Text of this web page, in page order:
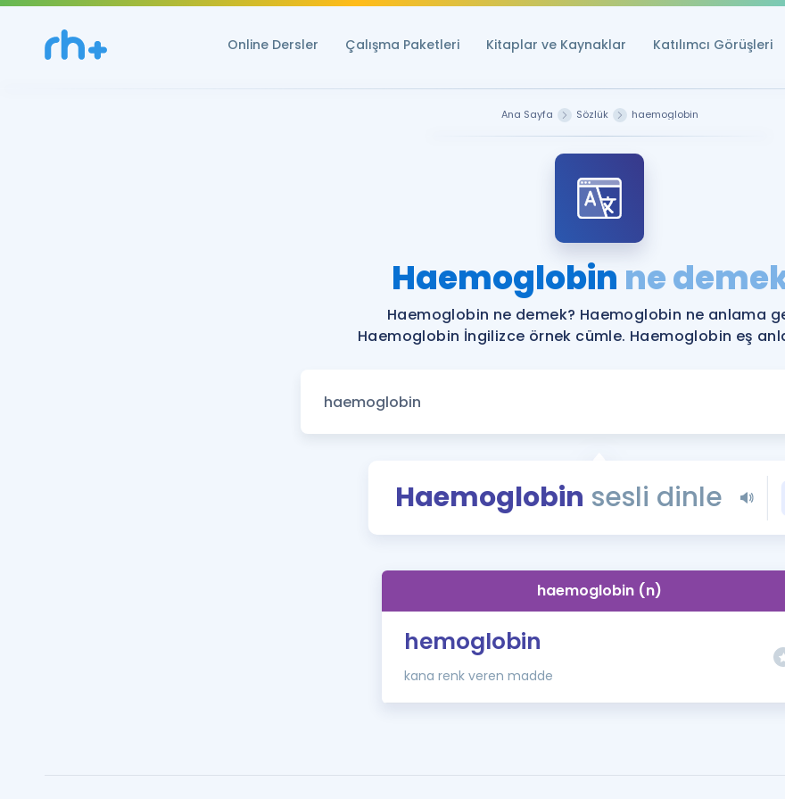
Online Dersler Çalışma Paketleri Kitaplar ve Kaynaklar Katılımcı Görüşleri
Ücretsiz
YDS ve
YDS ve
Tüm ÖSYM
Blog
YDS - YÖKDİL
İngilizce
Ana Sayfa Sözlük haemoglobin
Haemoglobin ne
Haemoglobin ne demek? Haemoglobin ne anlama
Haemoglobin İngilizce örnek cümle. Haemoglobin eş
Haemoglobin sesli dinle
haemoglobin (n)
hemoglobin
kana renk veren madde